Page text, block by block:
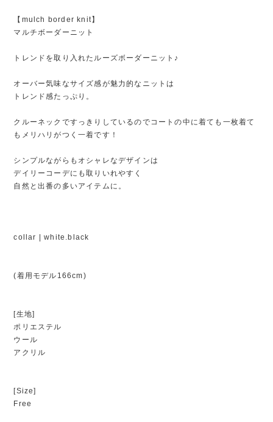
【mulch border knit】
マルチボーダーニット
トレンドを取り入れたルーズボーダーニット♪
オーバー気味なサイズ感が魅力的なニットは
トレンド感たっぷり。
クルーネックですっきりしているのでコートの中に着ても一枚着て
もメリハリがつく一着です！
シンプルながらもオシャレなデザインは
デイリーコーデにも取りいれやすく
自然と出番の多いアイテムに。
collar | white.black
(着用モデル166cm)
[生地]
ポリエステル
ウール
アクリル
[Size]
Free